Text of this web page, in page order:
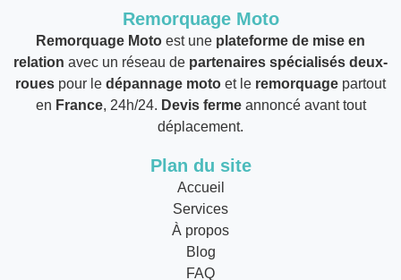
Remorquage Moto
Remorquage Moto est une plateforme de mise en
relation avec un réseau de partenaires spécialisés deux-
roues pour le dépannage moto et le remorquage partout
en France, 24h/24. Devis fermeannoncé avant tout
déplacement.
Plan du site
Accueil
Services
À propos
Blog
FAQ